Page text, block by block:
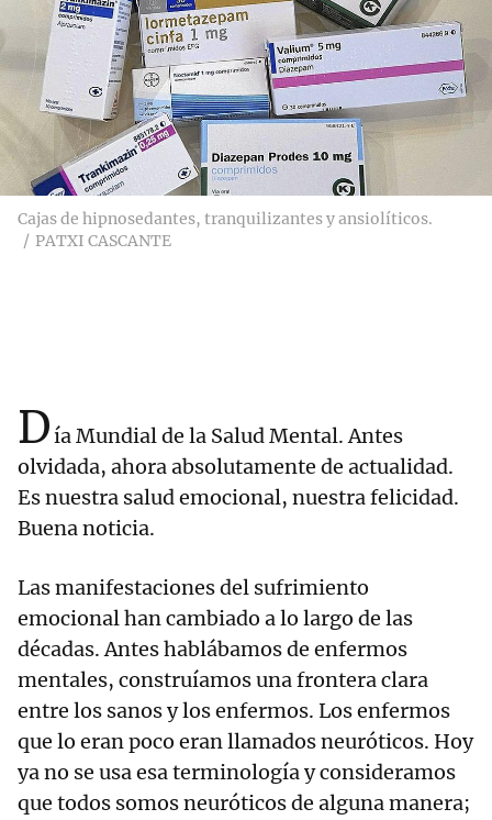
Cajas de hipnosedantes, tranquilizantes y ansiolíticos.
PATXI CASCANTE
Día Mundial de la Salud Mental. Antes
olvidada, ahora absolutamente de actualidad.
Es nuestra salud emocional, nuestra felicidad.
Buena noticia.
Las manifestaciones del sufrimiento
emocional han cambiado a lo largo de las
décadas. Antes hablábamos de enfermos
mentales, construíamos una frontera clara
entre los sanos y los enfermos. Los enfermos
que lo eran poco eran llamados neuróticos. Hoy
ya no se usa esa terminología y consideramos
que todos somos neuróticos de alguna manera;